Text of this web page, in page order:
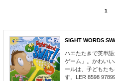
1
SIGHT WORDS
ハエたたきで英単
ゲーム」。かわい
ールは、子どもた
す。LER 8598